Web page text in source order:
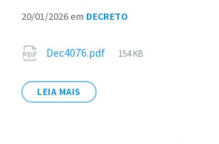
20/01/2026em DECRETO
Anexos
Dec4076.pdf
Tamanho
154 KB
LEIA MAIS